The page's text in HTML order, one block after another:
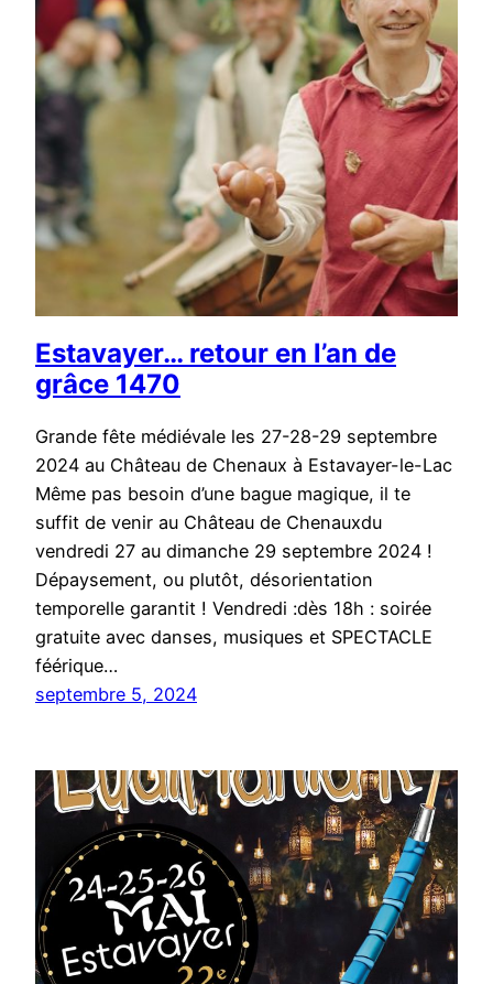
Estavayer… retour en l’an de
grâce 1470
Grande fête médiévale les 27-28-29 septembre
2024 au Château de Chenaux à Estavayer-le-Lac
Même pas besoin d’une bague magique, il te
suffit de venir au Château de Chenauxdu
vendredi 27 au dimanche 29 septembre 2024 !
Dépaysement, ou plutôt, désorientation
temporelle garantit ! Vendredi :dès 18h : soirée
gratuite avec danses, musiques et SPECTACLE
féérique…
septembre 5, 2024